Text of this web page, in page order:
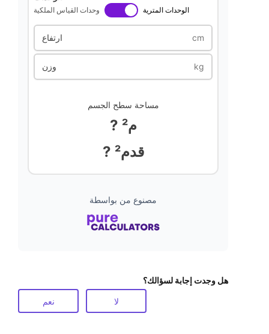
وحدات القياس الملكية الوحدات المترية
ارتفاع cm
وزن kg
مساحة سطح الجسم
? م²
? قدم²
مصنوع من بواسطة
هل وجدت إجابة لسؤالك؟
نعم لا